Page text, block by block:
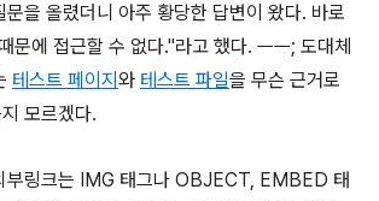
문을 올렸더니 아주 황당한 답변이 왔다. 바로
문에 접근할 수 없다."라고 했다. ㅡㅡ; 도대체
테스트 페이지와 테스트 파일을 무슨 근거로
모르겠다.
부링크는 IMG 태그나 OBJECT, EMBED 태